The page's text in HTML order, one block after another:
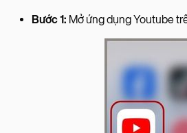
Bước 1: Mở ứng dụng Youtube